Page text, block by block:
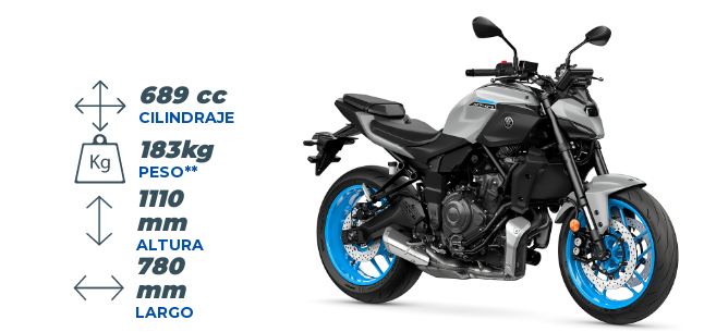
689 cc
CILINDRAJE
183kg
PESO**
1110
mm
ALTURA
780
mm
LARGO